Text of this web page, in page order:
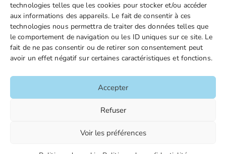
technologies telles que les cookies pour stocker et/ou accéder
aux informations des appareils. Le fait de consentir à ces
technologies nous permettra de traiter des données telles que
le comportement de navigation ou les ID uniques sur ce site. Le
fait de ne pas consentir ou de retirer son consentement peut
avoir un effet négatif sur certaines caractéristiques et fonctions.
Accepter
Refuser
Voir les préférences
Gestion des cookies
FGTA-FO / 15 avenue Victor Hugo – 92170 Vanves / 01 86
Accueil
Contacts
Mentions légales